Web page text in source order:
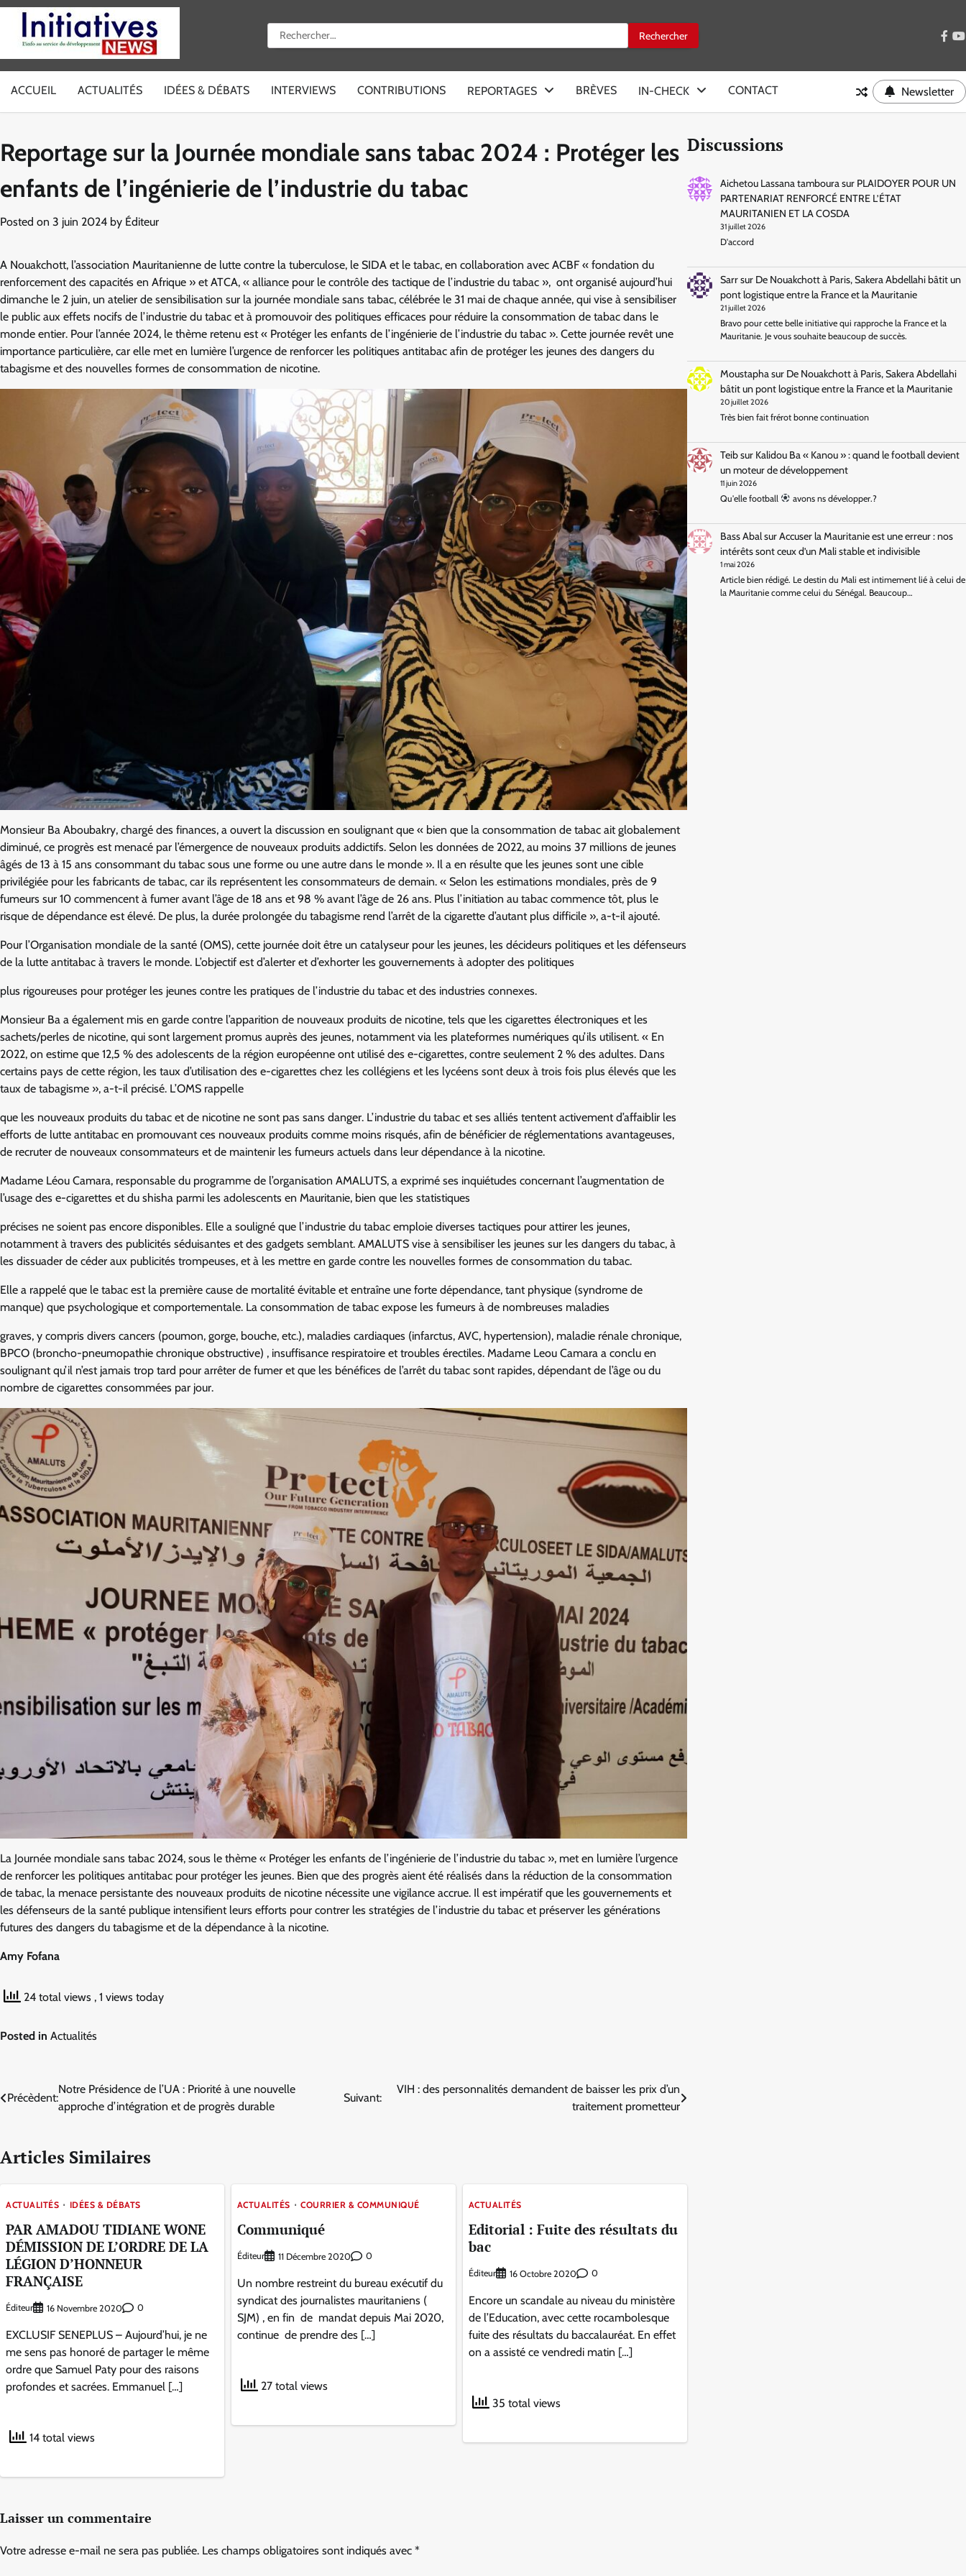
Skip
content
Rechercher :
ACCUEIL ACTUALITÉS IDÉES & DÉBATS INTERVIEWS CONTRIBUTIONS REPORTAGES BRÈVES IN-CHECK CONTACT Newsletter
Reportage sur la Journée mondiale sans tabac 2024 : Protéger les
enfants de l’ingénierie de l’industrie du tabac
Posted on 3 juin 2024 by Éditeur
A Nouakchott, l’association Mauritanienne de lutte contre la tuberculose, le SIDA et le tabac, en collaboration avec ACBF « fondation du
renforcement des capacités en Afrique » et ATCA, « alliance pour le contrôle des tactique de l’industrie du tabac », ont organisé aujourd’hui
dimanche le 2 juin, un atelier de sensibilisation sur la journée mondiale sans tabac, célébrée le 31 mai de chaque année, qui vise à sensibiliser
le public aux effets nocifs de l’industrie du tabac et à promouvoir des politiques efficaces pour réduire la consommation de tabac dans le
monde entier. Pour l’année 2024, le thème retenu est « Protéger les enfants de l’ingénierie de l’industrie du tabac ». Cette journée revêt une
importance particulière, car elle met en lumière l’urgence de renforcer les politiques antitabac afin de protéger les jeunes des dangers du
tabagisme et des nouvelles formes de consommation de nicotine.
Monsieur Ba Aboubakry, chargé des finances, a ouvert la discussion en soulignant que « bien que la consommation de tabac ait globalement
diminué, ce progrès est menacé par l’émergence de nouveaux produits addictifs. Selon les données de 2022, au moins 37 millions de jeunes
âgés de 13 à 15 ans consommant du tabac sous une forme ou une autre dans le monde ». Il a en résulte que les jeunes sont une cible
privilégiée pour les fabricants de tabac, car ils représentent les consommateurs de demain. « Selon les estimations mondiales, près de 9
fumeurs sur 10 commencent à fumer avant l’âge de 18 ans et 98 % avant l’âge de 26 ans. Plus l’initiation au tabac commence tôt, plus le
risque de dépendance est élevé. De plus, la durée prolongée du tabagisme rend l’arrêt de la cigarette d’autant plus difficile », a-t-il ajouté.
Pour l’Organisation mondiale de la santé (OMS), cette journée doit être un catalyseur pour les jeunes, les décideurs politiques et les défenseurs
de la lutte antitabac à travers le monde. L’objectif est d’alerter et d’exhorter les gouvernements à adopter des politiques
plus rigoureuses pour protéger les jeunes contre les pratiques de l’industrie du tabac et des industries connexes.
Monsieur Ba a également mis en garde contre l’apparition de nouveaux produits de nicotine, tels que les cigarettes électroniques et les
sachets/perles de nicotine, qui sont largement promus auprès des jeunes, notamment via les plateformes numériques qu’ils utilisent. « En
2022, on estime que 12,5 % des adolescents de la région européenne ont utilisé des e-cigarettes, contre seulement 2 % des adultes. Dans
certains pays de cette région, les taux d’utilisation des e-cigarettes chez les collégiens et les lycéens sont deux à trois fois plus élevés que les
taux de tabagisme », a-t-il précisé. L’OMS rappelle
que les nouveaux produits du tabac et de nicotine ne sont pas sans danger. L’industrie du tabac et ses alliés tentent activement d’affaiblir les
efforts de lutte antitabac en promouvant ces nouveaux produits comme moins risqués, afin de bénéficier de réglementations avantageuses,
de recruter de nouveaux consommateurs et de maintenir les fumeurs actuels dans leur dépendance à la nicotine.
Madame Léou Camara, responsable du programme de l’organisation AMALUTS, a exprimé ses inquiétudes concernant l’augmentation de
l’usage des e-cigarettes et du shisha parmi les adolescents en Mauritanie, bien que les statistiques
précises ne soient pas encore disponibles. Elle a souligné que l’industrie du tabac emploie diverses tactiques pour attirer les jeunes,
notamment à travers des publicités séduisantes et des gadgets semblant. AMALUTS vise à sensibiliser les jeunes sur les dangers du tabac, à
les dissuader de céder aux publicités trompeuses, et à les mettre en garde contre les nouvelles formes de consommation du tabac.
Elle a rappelé que le tabac est la première cause de mortalité évitable et entraîne une forte dépendance, tant physique (syndrome de
manque) que psychologique et comportementale. La consommation de tabac expose les fumeurs à de nombreuses maladies
graves, y compris divers cancers (poumon, gorge, bouche, etc.), maladies cardiaques (infarctus, AVC, hypertension), maladie rénale chronique,
BPCO (broncho-pneumopathie chronique obstructive) , insuffisance respiratoire et troubles érectiles. Madame Leou Camara a conclu en
soulignant qu’il n’est jamais trop tard pour arrêter de fumer et que les bénéfices de l’arrêt du tabac sont rapides, dépendant de l’âge ou du
nombre de cigarettes consommées par jour.
La Journée mondiale sans tabac 2024, sous le thème « Protéger les enfants de l’ingénierie de l’industrie du tabac », met en lumière l’urgence
de renforcer les politiques antitabac pour protéger les jeunes. Bien que des progrès aient été réalisés dans la réduction de la consommation
de tabac, la menace persistante des nouveaux produits de nicotine nécessite une vigilance accrue. Il est impératif que les gouvernements et
les défenseurs de la santé publique intensifient leurs efforts pour contrer les stratégies de l’industrie du tabac et préserver les générations
futures des dangers du tabagisme et de la dépendance à la nicotine.
Amy Fofana
24 total views , 1 views today
Posted in Actualités
Navigation
l’article
Précèdent:
Notre Présidence de l’UA : Priorité à une nouvelle
approche d’intégration et de progrès durable
Suivant:
VIH : des personnalités demandent de baisser les prix d’un
traitement prometteur
Articles Similaires
ACTUALITÉS IDÉES & DÉBATS
PAR AMADOU TIDIANE WONE
DÉMISSION DE L’ORDRE DE LA
LÉGION D’HONNEUR
FRANÇAISE
Éditeur 16 Novembre 2020 0
EXCLUSIF SENEPLUS – Aujourd’hui, je ne
me sens pas honoré de partager le même
ordre que Samuel Paty pour des raisons
profondes et sacrées. Emmanuel […]
14 total views
ACTUALITÉS COURRIER & COMMUNIQUÉ
Communiqué
Éditeur 11 Décembre 2020 0
Un nombre restreint du bureau exécutif du
syndicat des journalistes mauritaniens (
SJM) , en fin de mandat depuis Mai 2020,
continue de prendre des […]
27 total views
ACTUALITÉS
Editorial : Fuite des résultats du
bac
Éditeur 16 Octobre 2020 0
Encore un scandale au niveau du ministère
de l’Education, avec cette rocambolesque
fuite des résultats du baccalauréat. En effet
on a assisté ce vendredi matin […]
35 total views
Laisser un commentaire
Votre adresse e-mail ne sera pas publiée. Les champs obligatoires sont indiqués avec *
Discussions
Aichetou Lassana tambourasur PLAIDOYER POUR UN
PARTENARIAT RENFORCÉ ENTRE L’ÉTAT
MAURITANIEN ET LA COSDA
31 juillet 2026
D'accord
Sarrsur De Nouakchott à Paris, Sakera Abdellahi bâtit un
pont logistique entre la France et la Mauritanie
21 juillet 2026
Bravo pour cette belle initiative qui rapproche la France et la
Mauritanie. Je vous souhaite beaucoup de succès.
Moustaphasur De Nouakchott à Paris, Sakera Abdellahi
bâtit un pont logistique entre la France et la Mauritanie
20 juillet 2026
Très bien fait frérot bonne continuation
Teibsur Kalidou Ba « Kanou » : quand le football devient
un moteur de développement
11 juin 2026
Qu'elle football avons ns développer.?
Bass AbalsurAccuser la Mauritanie est une erreur : nos
intérêts sont ceux d’un Mali stable et indivisible
1 mai 2026
Article bien rédigé. Le destin du Mali est intimement lié à celui de
la Mauritanie comme celui du Sénégal. Beaucoup…